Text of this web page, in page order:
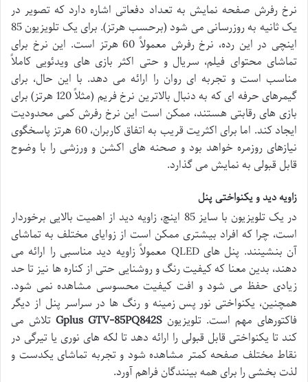
نرخ رفرش صفحه نمایش به تعداد دفعاتی اشاره دارد که تصویر در
یک ثانیه به روزرسانی می شود (برحسب هرتز). برای یک تلویزیون 85
اینچی در این رده، نرخ رفرش معمولاً 60 هرتز است. این نرخ برای
تماشای محتوای فیلم، سریال و حتی اکثر بازی های ویدئویی کاملاً
مناسب است و تجربه ای روان را ارائه می دهد. با این حال، برای
گیمرهای حرفه ای که به دنبال بالاترین نرخ فریم (مثلاً 120 هرتز) برای
بازی های رقابتی هستند، ممکن است این نرخ رفرش کمی محدودیت
ایجاد کند. اما برای اکثریت قریب به اتفاق کاربران، 60 هرتز پاسخگوی
نیازهای روزمره خواهد بود و صحنه های اکشن و ورزشی را با وضوح
قابل قبولی به نمایش می گذارد.
زاویه دید و یکنواختی پنل
در یک تلویزیون با سایز 85 اینچ، زاویه دید از اهمیت بالایی برخوردار
است، چرا که افراد بیشتری ممکن است از زوایای مختلف به تماشای
آن بنشینند. پنل های QLED معمولاً زاویه دید مناسبی را ارائه می
دهند، بدین معنا که کیفیت رنگ و روشنایی حتی از کناره ها نیز تا حد
زیادی حفظ می شود و افت کیفیت محسوسی مشاهده نمی شود.
همچنین، یکنواختی نور پس زمینه و رنگ ها در سراسر پنل از دیگر
فاکتورهای مهم است. تلویزیون Gplus GTV-85PQ842S تلاش می
کند تا یکنواختی قابل قبولی را ارائه دهد تا لکه های نوری یا تیرگی در
نقاط مختلف صفحه کمتر مشاهده شود و تجربه تماشای یکدست و
لذت بخشی را برای همه بینندگان فراهم آورد.